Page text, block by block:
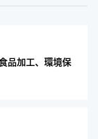
品加工、環境保